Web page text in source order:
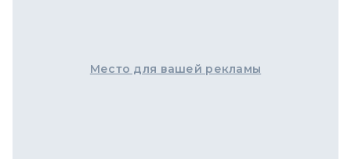
Место для вашей рекламы